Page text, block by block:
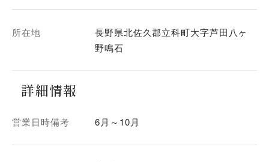
所在地
長野県北佐久郡立科町大字芦田八ヶ
野鳴石
詳細情報
営業日時備考 6月～10月